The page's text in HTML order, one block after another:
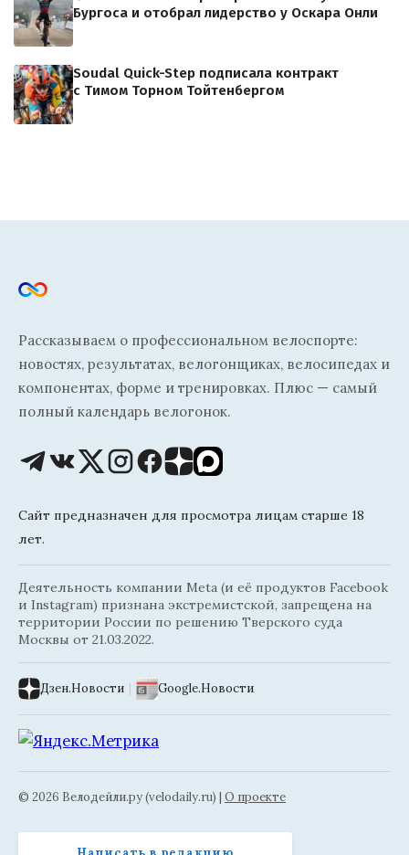
Бургоса и отобрал лидерство у Оскара Онли
Soudal Quick-Step подписала контракт
с Тимом Торном Тойтенбергом
Рассказываем о профессиональном велоспорте:
новостях, результатах, велогонщиках, велосипедах и
компонентах, форме и тренировках. Плюс — самый
полный календарь велогонок.
Сайт предназначен для просмотра лицам старше 18
лет.
Деятельность компании Meta (и её продуктов Facebook
и Instagram) признана экстремистской, запрещена на
территории России по решению Тверского суда
Москвы от 21.03.2022.
Дзен.Новости | Google.Новости
© 2026 Велодейли.ру (velodaily.ru) | О проекте